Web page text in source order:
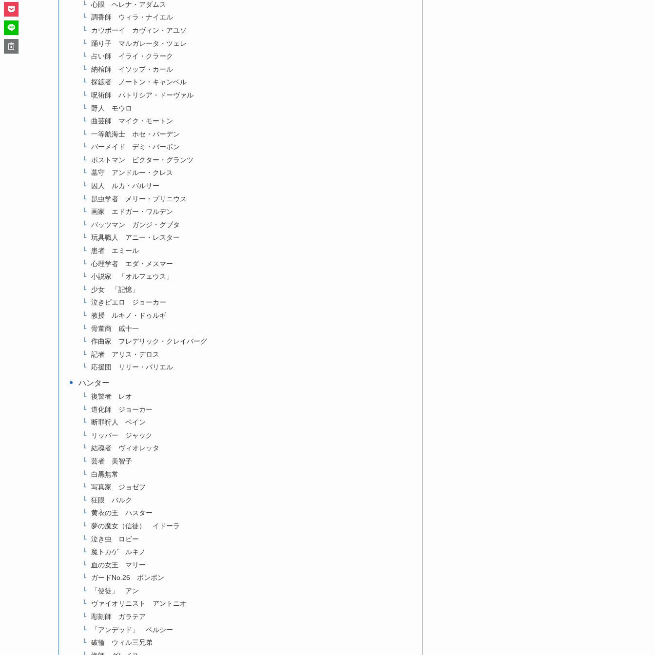
心眼 ヘレナ・アダムス
調香師 ウィラ・ナイエル
カウボーイ カヴィン・アユソ
踊り子 マルガレータ・ツェレ
占い師 イライ・クラーク
納棺師 イソップ・カール
探鉱者 ノートン・キャンベル
呪術師 パトリシア・ドーヴァル
野人 モウロ
曲芸師 マイク・モートン
一等航海士 ホセ・バーデン
バーメイド デミ・バーボン
ポストマン ビクター・グランツ
墓守 アンドルー・クレス
囚人 ルカ・バルサー
昆虫学者 メリー・プリニウス
画家 エドガー・ワルデン
バッツマン ガンジ・グプタ
玩具職人 アニー・レスター
患者 エミール
心理学者 エダ・メスマー
小説家 「オルフェウス」
少女 「記憶」
泣きピエロ ジョーカー
教授 ルキノ・ドゥルギ
骨董商 戚十一
作曲家 フレデリック・クレイバーグ
記者 アリス・デロス
応援団 リリー・バリエル
ハンター
復讐者 レオ
道化師 ジョーカー
断罪狩人 ベイン
リッパー ジャック
結魂者 ヴィオレッタ
芸者 美智子
白黒無常
写真家 ジョゼフ
狂眼 バルク
黄衣の王 ハスター
夢の魔女（信徒） イドーラ
泣き虫 ロビー
魔トカゲ ルキノ
血の女王 マリー
ガードNo.26 ボンボン
「使徒」 アン
ヴァイオリニスト アントニオ
彫刻師 ガラテア
「アンデッド」 ペルシー
破輪 ウィル三兄弟